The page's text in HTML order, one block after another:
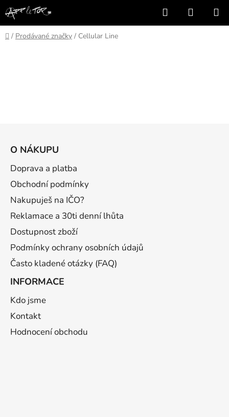
Přejít
na
obsah
Hledat
KOŠÍK
Domů
/ Prodávané značky / Cellular Line
O NÁKUPU
Doprava a platba
Obchodní podmínky
Nakupuješ na IČO?
Reklamace a 30ti denní lhůta
Dostupnost zboží
Podmínky ochrany osobních údajů
Často kladené otázky (FAQ)
INFORMACE
Kdo jsme
Kontakt
Hodnocení obchodu